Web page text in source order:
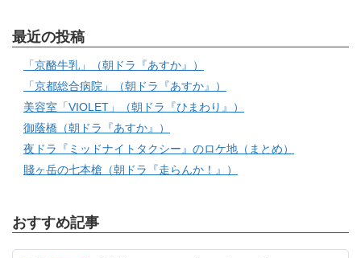
最近の投稿
「京酪牛乳」（朝ドラ『あすか』）
「京都総合病院」（朝ドラ『あすか』）
美容室「VIOLET」（朝ドラ『ひまわり』）
御蔭橋（朝ドラ『あすか』）
夜ドラ『ミッドナイトタクシー』のロケ地（まとめ）
賤ヶ岳の七本槍（朝ドラ『走らんか！』）
おすすめ記事